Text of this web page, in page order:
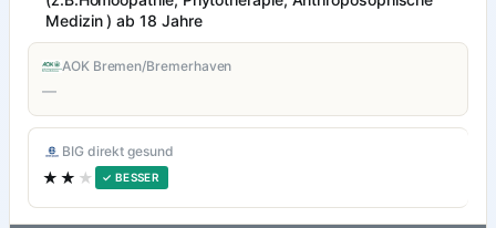
Medizin ) ab 18 Jahre
AOK Bremen/Bremerhaven
—
BIG direkt gesund
★★ ★ ✓ BESSER